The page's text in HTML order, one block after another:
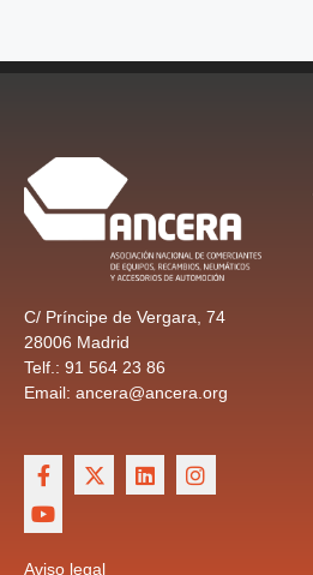
C/ Príncipe de Vergara, 74
28006 Madrid
Telf.: 91 564 23 86
Email: ancera@ancera.org
Aviso legal